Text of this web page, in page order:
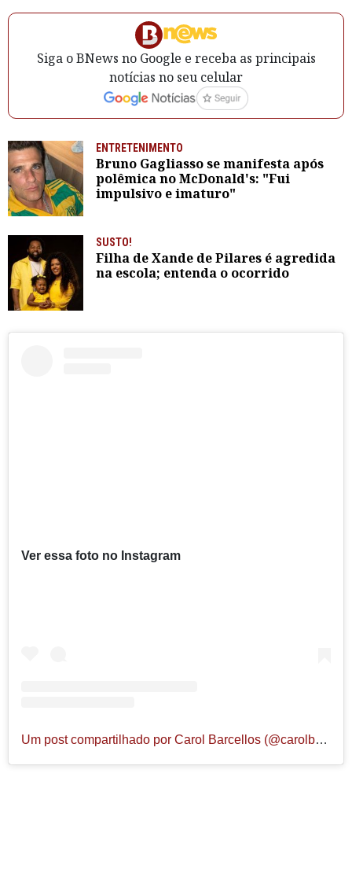
Siga o BNews no Google e receba as principais
notícias no seu celular
ENTRETENIMENTO
Bruno Gagliasso se manifesta após
polêmica no McDonald's: "Fui
impulsivo e imaturo"
SUSTO!
Filha de Xande de Pilares é agredida
na escola; entenda o ocorrido
Ver essa foto no Instagram
Um post compartilhado por Carol Barcellos (@carolbarcellos)